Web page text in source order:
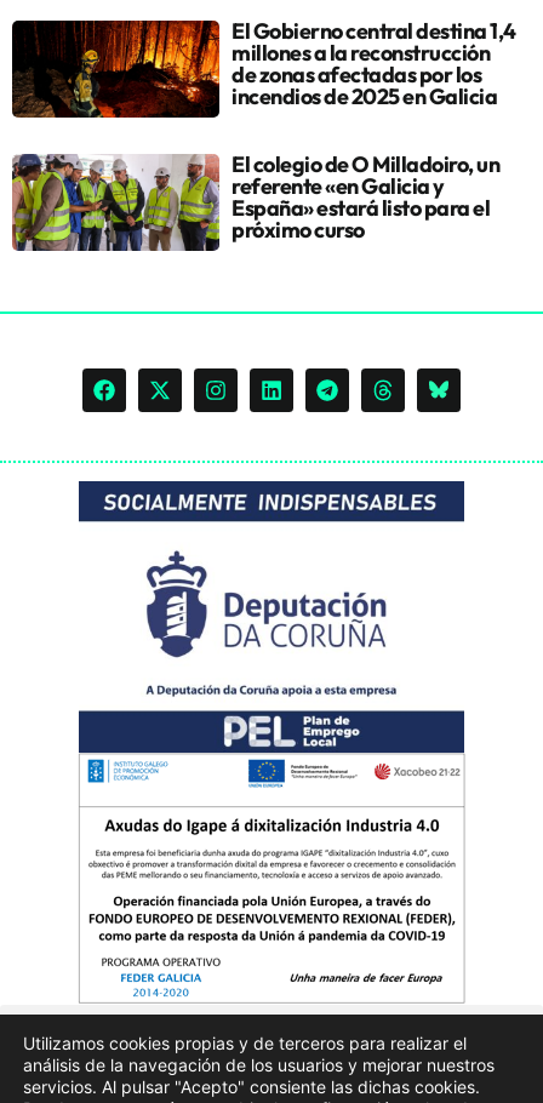
El Gobierno central destina 1,4
millones a la reconstrucción
de zonas afectadas por los
incendios de 2025 en Galicia
El colegio de O Milladoiro, un
referente «en Galicia y
España» estará listo para el
próximo curso
Quienes somos Publicidad Aviso Legal Politicas de privacidad
Utilizamos cookies propias y de terceros para realizar el
análisis de la navegación de los usuarios y mejorar nuestros
servicios. Al pulsar "Acepto" consiente las dichas cookies.